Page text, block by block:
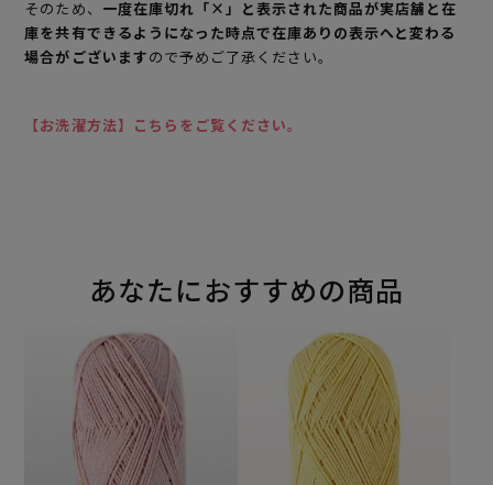
そのため、 一度在庫切れ「×」と表示された商品が実店舗と在
庫を共有できるようになった時点で在庫ありの表示へと変わる
場合がございますので予めご了承ください。
【お洗濯方法】こちらをご覧ください。
あなたにおすすめの商品